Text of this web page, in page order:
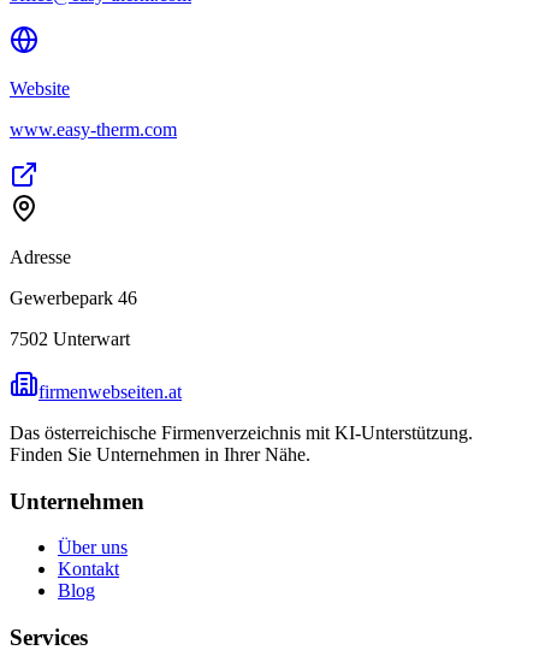
Website
www.easy-therm.com
Adresse
Gewerbepark 46
7502 Unterwart
firmenwebseiten.at
Das österreichische Firmenverzeichnis mit KI-Unterstützung.
Finden Sie Unternehmen in Ihrer Nähe.
Unternehmen
Über uns
Kontakt
Blog
Services